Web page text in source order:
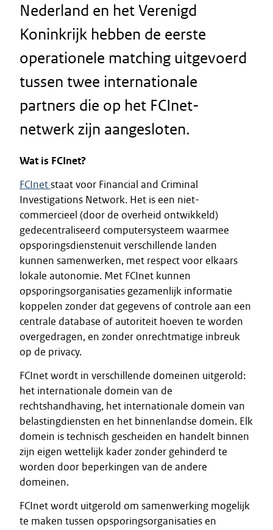
Nederland en het Verenigd
Koninkrijk hebben de eerste
operationele matching uitgevoerd
tussen twee internationale
partners die op het FCInet-
netwerk zijn aangesloten.
Wat is FCInet?
FCInetstaat voor Financial and Criminal
Investigations Network. Het is een niet-
commercieel (door de overheid ontwikkeld)
gedecentraliseerd computersysteem waarmee
opsporingsdienstenuit verschillende landen
kunnen samenwerken, met respect voor elkaars
lokale autonomie. Met FCInet kunnen
opsporingsorganisaties gezamenlijk informatie
koppelen zonder dat gegevens of controle aan een
centrale database of autoriteit hoeven te worden
overgedragen, en zonder onrechtmatige inbreuk
op de privacy.
FCInet wordt in verschillende domeinen uitgerold:
het internationale domein van de
rechtshandhaving, het internationale domein van
belastingdiensten en het binnenlandse domein. Elk
domein is technisch gescheiden en handelt binnen
zijn eigen wettelijk kader zonder gehinderd te
worden door beperkingen van de andere
domeinen.
FCInet wordt uitgerold om samenwerking mogelijk
te maken tussen opsporingsorganisaties en